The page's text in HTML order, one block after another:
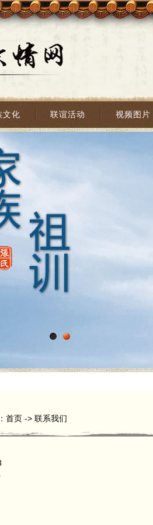
文化 联谊活动 视频图片
首页 -> 联系我们